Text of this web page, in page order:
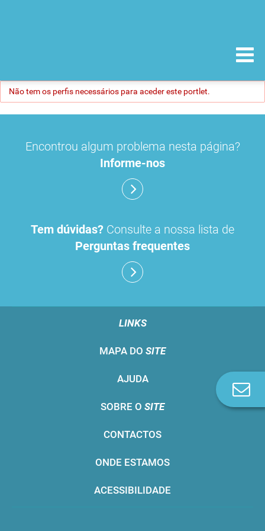
Não tem os perfis necessários para aceder este portlet.
Encontrou algum problema nesta página?
Informe-nos
Tem dúvidas? Consulte a nossa lista de
Perguntas frequentes
LINKS
MAPA DO SITE
AJUDA
SOBRE O SITE
CONTACTOS
ONDE ESTAMOS
ACESSIBILIDADE